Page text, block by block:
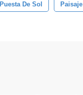
Puesta De Sol Paisaje